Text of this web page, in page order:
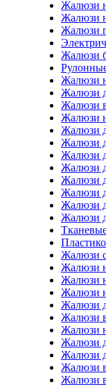
Жалюзи
Жалюзи
Жалюзи
Жалюзи
Жалюзи
Жалюзи
Жалюзи
Жалюзи
Жалюзи
Жалюзи
Жалюзи
Жалюзи
Жалюзи
Жалюзи
Жалюзи
Жалюзи
Жалюзи
Жалюзи
Жалюзи
Жалюзи
Жалюзи
Жалюзи
Жалюзи
Жалюзи
Жалюзи
Жалюзи
Жалюзи